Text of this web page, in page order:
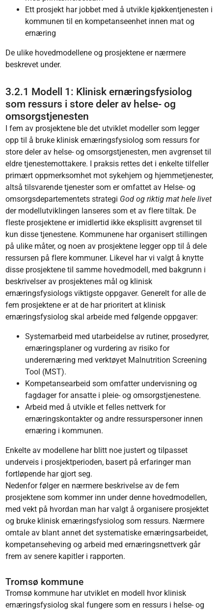
Ett prosjekt har jobbet med å utvikle kjøkkentjenesten i
kommunen til en kompetanseenhet innen mat og
ernæring
De ulike hovedmodellene og prosjektene er nærmere
beskrevet under.
3.2.1 Modell 1: Klinisk ernæringsfysiolog
som ressurs i store deler av helse- og
omsorgstjenesten
I fem av prosjektene ble det utviklet modeller som legger
opp til å bruke klinisk ernæringsfysiolog som ressurs for
store deler av helse- og omsorgstjenesten, men avgrenset til
eldre tjenestemottakere. I praksis rettes det i enkelte tilfeller
primært oppmerksomhet mot sykehjem og hjemmetjenester,
altså tilsvarende tjenester som er omfattet av Helse- og
omsorgsdepartementets strategi God og riktig mat hele livet
der modellutviklingen lanseres som et av flere tiltak. De
fleste prosjektene er imidlertid ikke eksplisitt avgrenset til
kun disse tjenestene. Kommunene har organisert stillingen
på ulike måter, og noen av prosjektene legger opp til å dele
ressursen på flere kommuner. Likevel har vi valgt å knytte
disse prosjektene til samme hovedmodell, med bakgrunn i
beskrivelser av prosjektenes mål og klinisk
ernæringsfysiologs viktigste oppgaver. Generelt for alle de
fem prosjektene er at de har prioritert at klinisk
ernæringsfysiolog skal arbeide med følgende oppgaver:
Systemarbeid med utarbeidelse av rutiner, prosedyrer,
ernæringsplaner og vurdering av risiko for
underernæring med verktøyet Malnutrition Screening
Tool (MST).
Kompetansearbeid som omfatter undervisning og
fagdager for ansatte i pleie- og omsorgstjenestene.
Arbeid med å utvikle et felles nettverk for
ernæringskontakter og andre ressurspersoner innen
ernæring i kommunen.
Enkelte av modellene har blitt noe justert og tilpasset
underveis i prosjektperioden, basert på erfaringer man
fortløpende har gjort seg.
Nedenfor følger en nærmere beskrivelse av de fem
prosjektene som kommer inn under denne hovedmodellen,
med vekt på hvordan man har valgt å organisere prosjektet
og bruke klinisk ernæringsfysiolog som ressurs. Nærmere
omtale av blant annet det systematiske ernæringsarbeidet,
kompetanseheving og arbeid med ernæringsnettverk går
frem av senere kapitler i rapporten.
Tromsø kommune
Tromsø kommune har utviklet en modell hvor klinisk
ernæringsfysiolog skal fungere som en ressurs i helse- og